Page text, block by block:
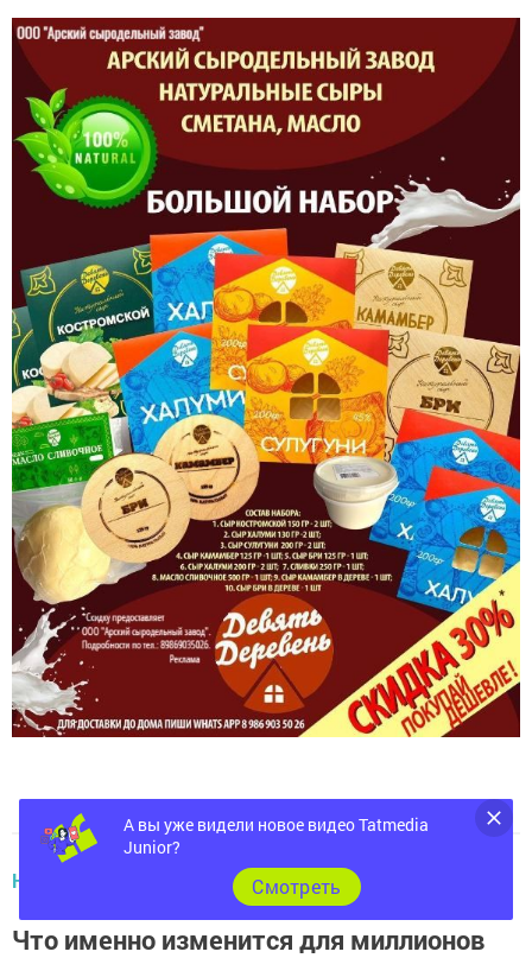
НОВОСТИ РАЙОНА
Что именно изменится для миллионов
А вы уже видели новое видео Tatmedia
Junior?
Cмотреть